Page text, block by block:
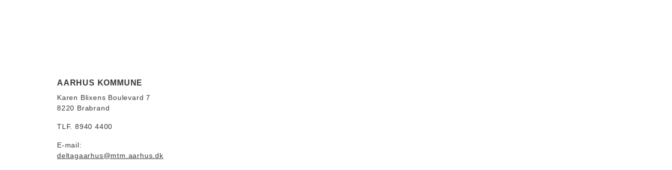
AARHUS KOMMUNE
Karen Blixens Boulevard 7
8220 Brabrand
TLF. 8940 4400
E-mail:
deltagaarhus@mtm.aarhus.dk